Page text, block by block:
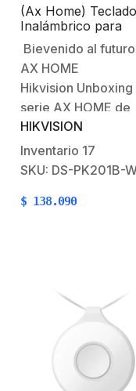
(Ax Home) Teclado
Inalámbrico para
Armado y
Funciones de
Automatización para
control de
/ Baterías AA / 433
MHZ
Bievenido al
AX HOME
Hikvision Unboxing
serie AX HOME de
alarmas
gratuito sobre Ax
de
HikVision
limpiar
datos inalámbricos
protegidos por el
cifrado AES-
con touch screen
HIKVISION
Inventario 17
SKU: DS-PK201B-
$ 138.090